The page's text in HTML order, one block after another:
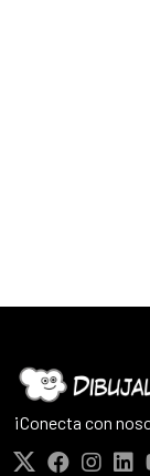
¡Conecta con